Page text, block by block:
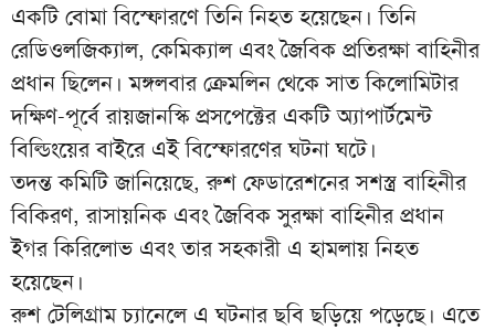
একটি বোমা বিস্ফোরণে তিনি নিহত হয়েছেন। তিনি
রেডিওলজিক্যাল, কেমিক্যাল এবং জৈবিক প্রতিরক্ষা বাহিনীর
প্রধান ছিলেন। মঙ্গলবার ক্রেমলিন থেকে সাত কিলোমিটার
দক্ষিণ-পূর্বে রায়জানস্কি প্রসপেক্টের একটি অ্যাপার্টমেন্ট
বিল্ডিংয়ের বাইরে এই বিস্ফোরণের ঘটনা ঘটে।
তদন্ত কমিটি জানিয়েছে, রুশ ফেডারেশনের সশস্ত্র বাহিনীর
বিকিরণ, রাসায়নিক এবং জৈবিক সুরক্ষা বাহিনীর প্রধান
ইগর কিরিলোভ এবং তার সহকারী এ হামলায় নিহত
হয়েছেন।
রুশ টেলিগ্রাম চ্যানেলে এ ঘটনার ছবি ছড়িয়ে পড়েছে। এতে